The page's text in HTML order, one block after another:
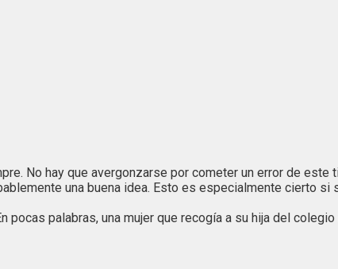
No hay que avergonzarse por cometer un error de este
una buena idea. Esto es especialmente cierto
palabras, una mujer que recogía a su hija del